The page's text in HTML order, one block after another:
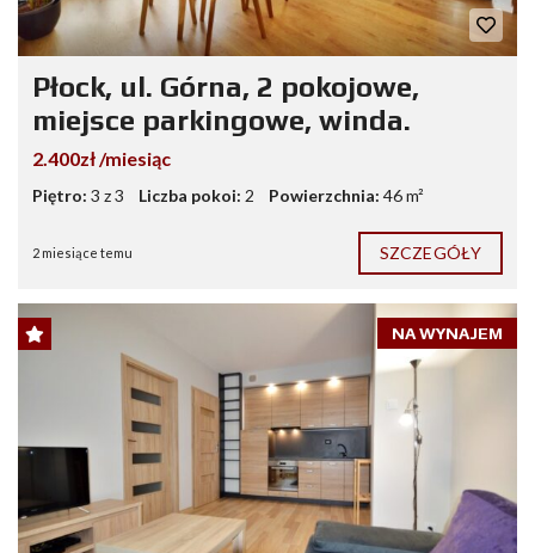
Płock, ul. Górna, 2 pokojowe,
miejsce parkingowe, winda.
2.400zł /miesiąc
Piętro: 3 z 3 Liczba pokoi: 2 Powierzchnia: 46 m²
2 miesiące temu SZCZEGÓŁY
NA WYNAJEM